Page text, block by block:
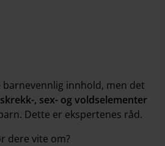
innhold, men det
skrekk-, sex- og voldselementer
Dette er ekspertenes råd.
dere vite om?